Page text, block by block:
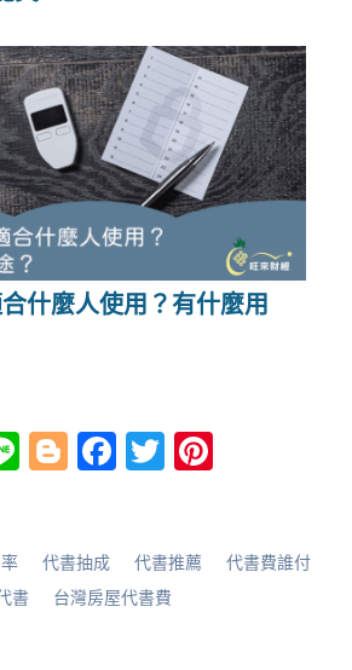
什麼人使用？有什麼用
Li Bl
g
er
Fa
o
o
T
er es
代書抽成 代書推薦
代書費誰付
書 台灣房屋代書費